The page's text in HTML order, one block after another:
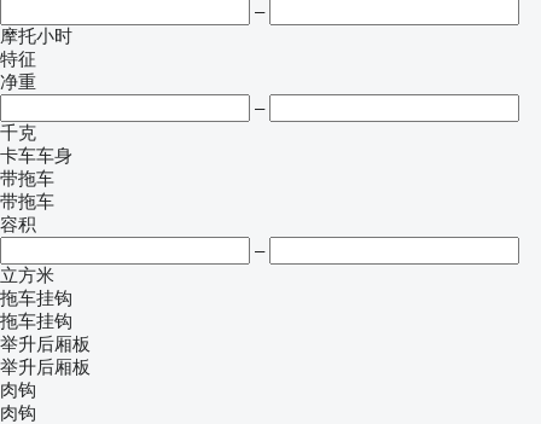
–
摩托小时
特征
净重
–
千克
卡车车身
带拖车
带拖车
容积
–
立方米
拖车挂钩
拖车挂钩
举升后厢板
举升后厢板
肉钩
肉钩